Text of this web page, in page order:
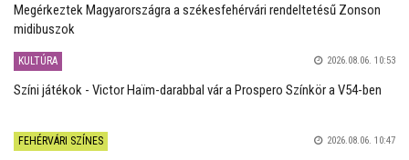
Megérkeztek Magyarországra a székesfehérvári rendeltetésű Zonson
midibuszok
KULTÚRA 2026.08.06. 10:53
Színi játékok - Victor Haïm-darabbal vár a Prospero Színkör a V54-ben
FEHÉRVÁRI SZÍNES 2026.08.06. 10:47